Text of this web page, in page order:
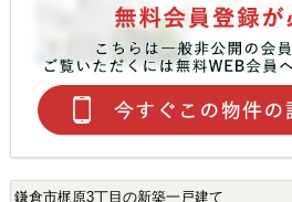
鎌倉市梶原3丁目の新築一戸建て